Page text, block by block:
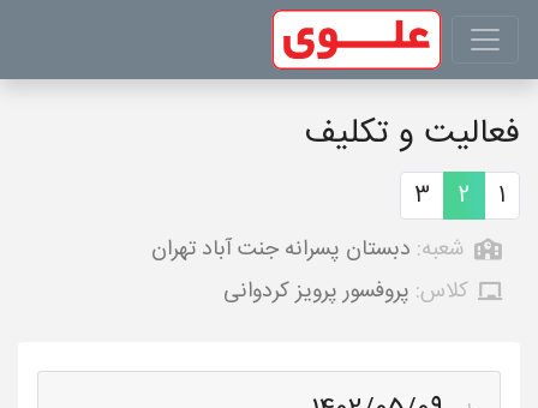
فعالیت و تکلیف
1
2
3
شعبه: دبستان پسرانه جنت آباد تهران
کلاس: پروفسور پرویز کردوانی